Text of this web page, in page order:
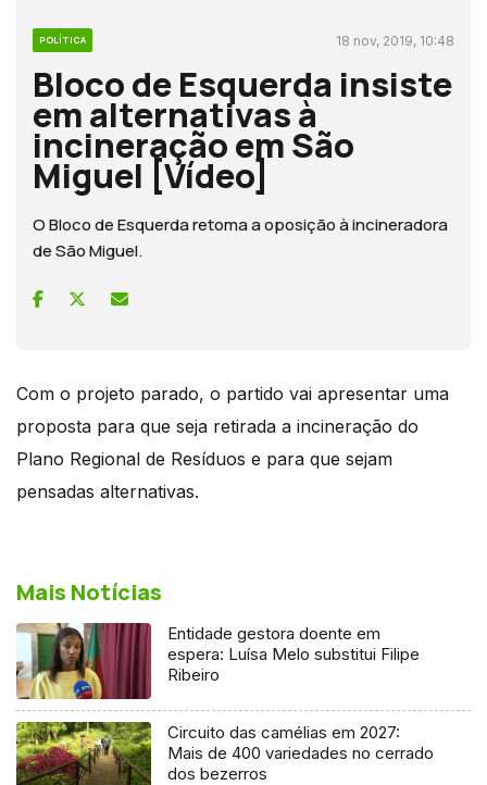
POLÍTICA 18 nov, 2019, 10:48
Bloco de Esquerda insiste
em alternativas à
incineração em São
Miguel [Vídeo]
O Bloco de Esquerda retoma a oposição à incineradora
de São Miguel.
Com o projeto parado, o partido vai apresentar uma
proposta para que seja retirada a incineração do
Plano Regional de Resíduos e para que sejam
pensadas alternativas.
Mais Notícias
Entidade gestora doente em
espera: Luísa Melo substitui Filipe
Ribeiro
Circuito das camélias em 2027:
Mais de 400 variedades no cerrado
dos bezerros